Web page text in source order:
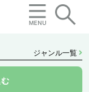
ジャンル一覧